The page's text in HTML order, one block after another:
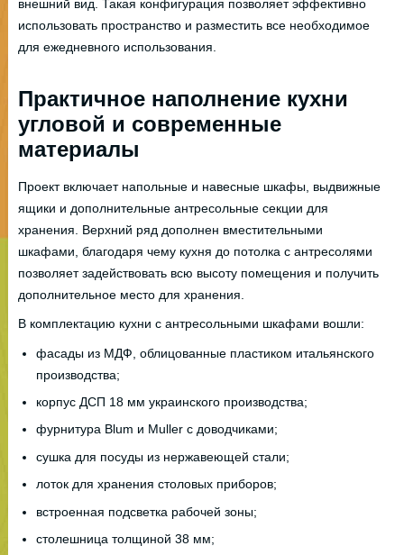
внешний вид. Такая конфигурация позволяет эффективно
использовать пространство и разместить все необходимое
для ежедневного использования.
Практичное наполнение кухни
угловой и современные
материалы
Проект включает напольные и навесные шкафы, выдвижные
ящики и дополнительные антресольные секции для
хранения. Верхний ряд дополнен вместительными
шкафами, благодаря чему кухня до потолка с антресолями
позволяет задействовать всю высоту помещения и получить
дополнительное место для хранения.
В комплектацию кухни с антресольными шкафами вошли:
фасады из МДФ, облицованные пластиком итальянского
производства;
корпус ДСП 18 мм украинского производства;
фурнитура Blum и Muller с доводчиками;
сушка для посуды из нержавеющей стали;
лоток для хранения столовых приборов;
встроенная подсветка рабочей зоны;
столешница толщиной 38 мм;